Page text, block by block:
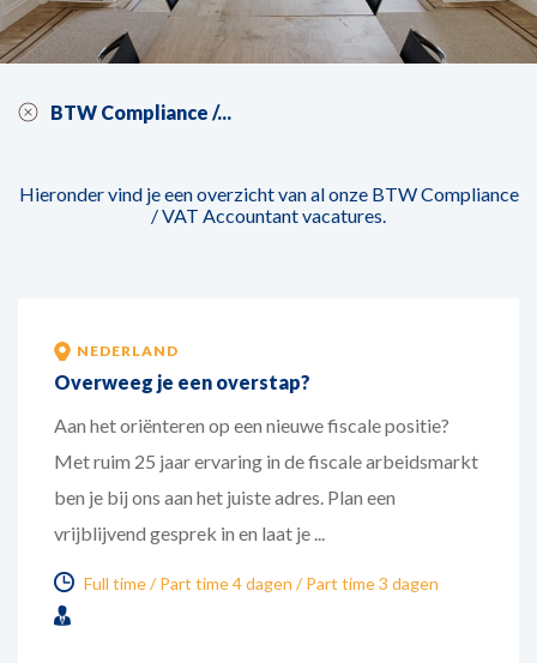
BTW Compliance /...
Hieronder vind je een overzicht van al onze BTW Compliance
/ VAT Accountant vacatures.
NEDERLAND
Overweeg je een overstap?
Aan het oriënteren op een nieuwe fiscale positie?
Met ruim 25 jaar ervaring in de fiscale arbeidsmarkt
ben je bij ons aan het juiste adres. Plan een
vrijblijvend gesprek in en laat je ...
Full time Part time 4 dagen Part time 3 dagen